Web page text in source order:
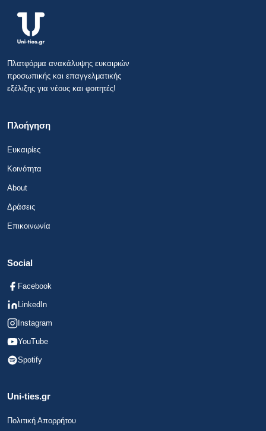
Πλατφόρμα ανακάλυψης ευκαιριών
προσωπικής και επαγγελματικής
εξέλιξης για νέους και φοιτητές!
Πλοήγηση
Ευκαιρίες
Κοινότητα
About
Δράσεις
Επικοινωνία
Social
Facebook
LinkedIn
Instagram
YouTube
Spotify
Uni-ties.gr
Πολιτική Απορρήτου